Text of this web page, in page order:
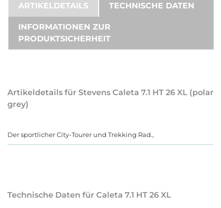
ARTIKELDETAILS TECHNISCHE DATEN
INFORMATIONEN ZUR
PRODUKTSICHERHEIT
Artikeldetails für Stevens Caleta 7.1 HT 26 XL (polar
grey)
Der sportlicher City-Tourer und Trekking Rad.,
Technische Daten für Caleta 7.1 HT 26 XL